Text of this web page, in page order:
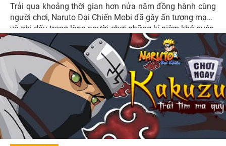
Trải qua khoảng thời gian hơn nửa năm đồng hành cùng
người chơi, Naruto Đại Chiến Mobi đã gây ấn tượng mạnh
và ghi dấu trong lòng người chơi những kỉ niệm khó quên.